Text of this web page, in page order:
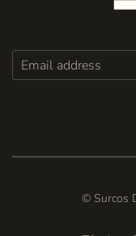
© Surcos